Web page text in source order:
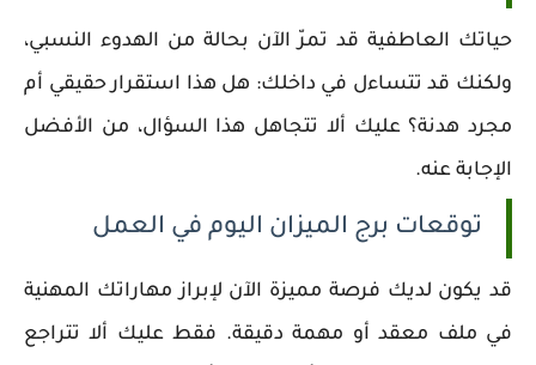
حياتك العاطفية قد تمرّ الآن بحالة من الهدوء النسبي،
ولكنك قد تتساءل في داخلك: هل هذا استقرار حقيقي أم
مجرد هدنة؟ عليك ألا تتجاهل هذا السؤال، من الأفضل
الإجابة عنه.
توقعات برج الميزان اليوم في العمل
قد يكون لديك فرصة مميزة الآن لإبراز مهاراتك المهنية
في ملف معقد أو مهمة دقيقة. فقط عليك ألا تتراجع